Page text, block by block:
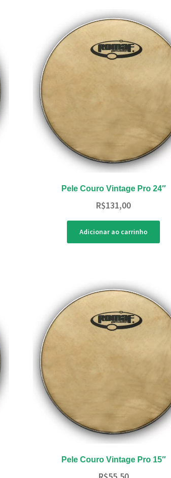
Pele Couro Vintage Pro 24″
R$131,00
Adicionar ao carrinho
Pele Couro Vintage Pro 15″